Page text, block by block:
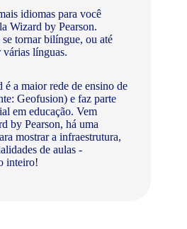
idiomas para você
Wizard by Pearson.
tornar bilíngue, ou até
línguas.
a maior rede de ensino de
Geofusion) e faz parte
em educação. Vem
by Pearson, há uma
mostrar a infraestrutura,
de aulas -
inteiro!